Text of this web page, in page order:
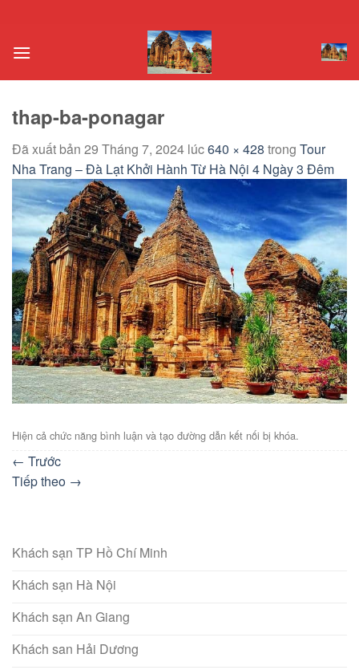
nội
thap-ba-ponagar
Đã xuất bản 29 Tháng 7, 2024 lúc640 × 428 trong Tour
Nha Trang – Đà Lạt Khởi Hành Từ Hà Nội 4 Ngày 3 Đêm
Hiện cả chức năng bình luận và tạo đường dẫn kết nối bị khóa.
← Trước
Tiếp theo →
Khách sạn TP Hồ Chí Minh
Khách sạn Hà Nội
Khách sạn An Giang
Khách san Hải Dương